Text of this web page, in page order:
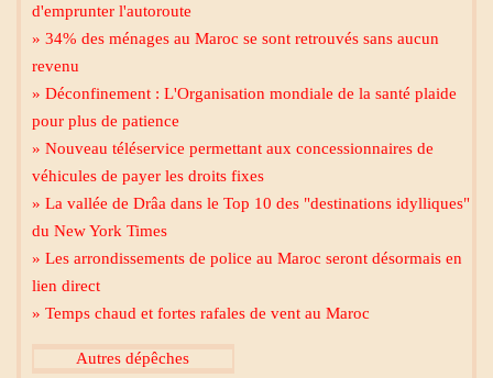
d'emprunter l'autoroute
» 34% des ménages au Maroc se sont retrouvés sans aucun
revenu
» Déconfinement : L'Organisation mondiale de la santé plaide
pour plus de patience
» Nouveau téléservice permettant aux concessionnaires de
véhicules de payer les droits fixes
» La vallée de Drâa dans le Top 10 des "destinations idylliques"
du New York Times
» Les arrondissements de police au Maroc seront désormais en
lien direct
» Temps chaud et fortes rafales de vent au Maroc
Autres dépêches
Mecca live
Al Madinah Tv